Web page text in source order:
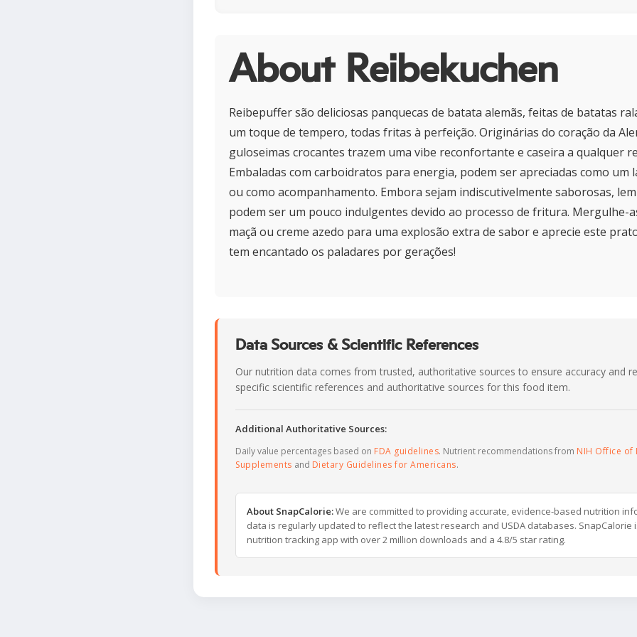
About Reibekuchen
Reibepuffer são deliciosas panquecas de batata alemãs, feitas de batatas
um toque de tempero, todas fritas à perfeição. Originárias do coração da
guloseimas crocantes trazem uma vibe reconfortante e caseira a qualquer
Embaladas com carboidratos para energia, podem ser apreciadas como um
ou como acompanhamento. Embora sejam indiscutivelmente saborosas,
podem ser um pouco indulgentes devido ao processo de fritura. Mergulhe-
maçã ou creme azedo para uma explosão extra de sabor e aprecie este
tem encantado os paladares por gerações!
Data Sources & Scientific References
Our nutrition data comes from trusted, authoritative sources to ensure accuracy and
specific scientific references and authoritative sources for this food item.
Additional Authoritative Sources:
Daily value percentages based on FDA guidelines. Nutrient recommendations from NIH Office of
Supplements and Dietary Guidelines for Americans.
About SnapCalorie:We are committed to providing accurate, evidence-based nutrition
data is regularly updated to reflect the latest research and USDA databases. SnapCalorie
nutrition tracking app with over 2 million downloads and a 4.8/5 star rating.